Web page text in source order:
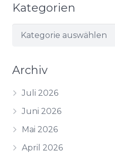
Kategorien
Kategorien
Archiv
Juli 2026
Juni 2026
Mai 2026
April 2026